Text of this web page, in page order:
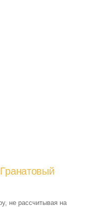
не рассчитывая на